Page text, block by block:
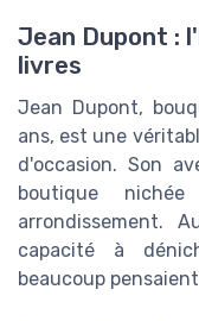
Jean Dupont :
livres
Jean Dupont,
ans, est une
d'occasion. Son
boutique
arrondissement.
capacité à
beaucoup